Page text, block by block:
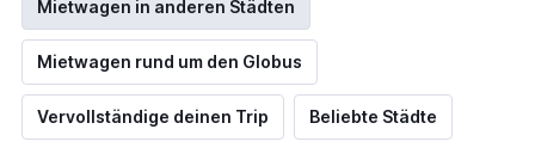
Mietwagen in anderen Städten
Mietwagen rund um den Globus
Vervollständige deinen Trip Beliebte Städte